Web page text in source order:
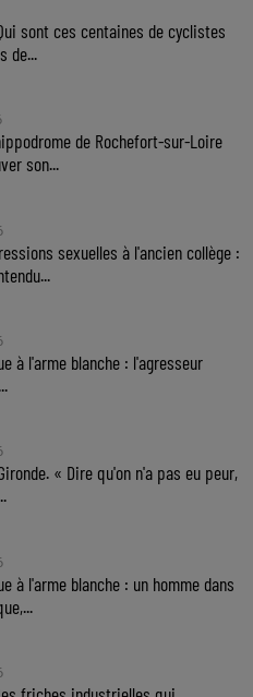
sont ces centaines de cyclistes
de...
de Rochefort-sur-Loire
son...
sexuelles à l'ancien collège :
à l'arme blanche : l'agresseur
« Dire qu'on n'a pas eu peur,
à l'arme blanche : un homme dans